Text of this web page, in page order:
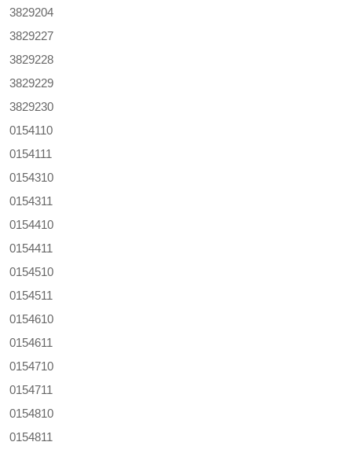
3829204
3829227
3829228
3829229
3829230
0154110
0154111
0154310
0154311
0154410
0154411
0154510
0154511
0154610
0154611
0154710
0154711
0154810
0154811